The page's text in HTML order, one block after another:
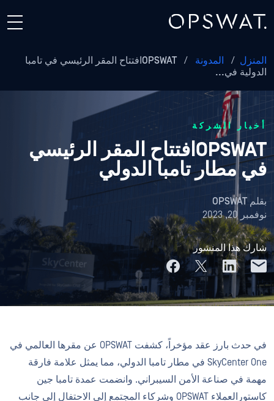
المنزل / المدونة /
OPSWATافتتاح المقر الرئيسي في تامبا
الدولية في...
أخبار الشركة
OPSWATافتتاح المقر الرئيسي
في مطار تامبا الدولي
بقلم OPSWAT
نوفمبر 20, 2023
شارك هذا المنشور
في حدث بارز عقد مؤخراً، كشفت OPSWAT عن مقرها العالمي في
SkyCenter One في مطار تامبا الدولي، مما يمثل علامة فارقة
مهمة في صناعة الأمن السيبراني. وانضمت عمدة تامبا جين
كاستورالعملاء OPSWAT وشركاء المجتمع إلى الاحتفال إلى جانب